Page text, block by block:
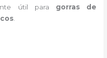
útil para gorras de